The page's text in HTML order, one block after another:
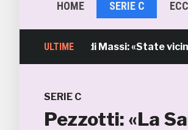
HOME SERIE C
ULTIME
di Massi: «State vicini alla
SERIE C
Pezzotti: «La